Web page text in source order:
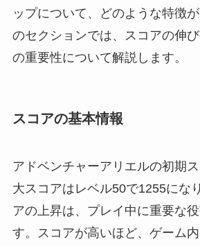
ップについて、どのような特徴
のセクションでは、スコアの伸
の重要性について解説します。
スコアの基本情報
アドベンチャーアリエルの初期
大スコアはレベル50で1255にな
アの上昇は、プレイ中に重要な
す。スコアが高いほど、ゲーム